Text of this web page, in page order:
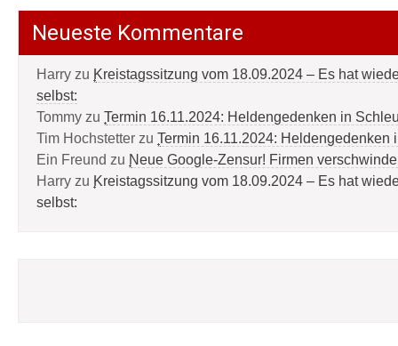
Neueste Kommentare
Harry zu Kreistagssitzung vom 18.09.2024 – Es hat
selbst:
Tommy zu Termin 16.11.2024: Heldengedenken in
Tim Hochstetter zu Termin 16.11.2024: Heldengedenken
Ein Freund zu Neue Google-Zensur! Firmen
Harry zu Kreistagssitzung vom 18.09.2024 – Es hat
selbst: